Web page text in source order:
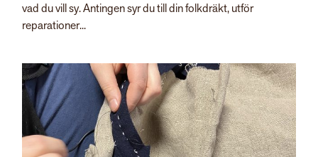
vad du vill sy. Antingen syr du till din folkdräkt, utför
reparationer...